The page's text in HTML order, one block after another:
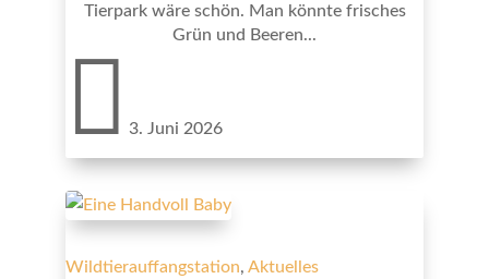
Tierpark wäre schön. Man könnte frisches
Grün und Beeren...
 3. Juni 2026
Wildtierauffangstation, Aktuelles